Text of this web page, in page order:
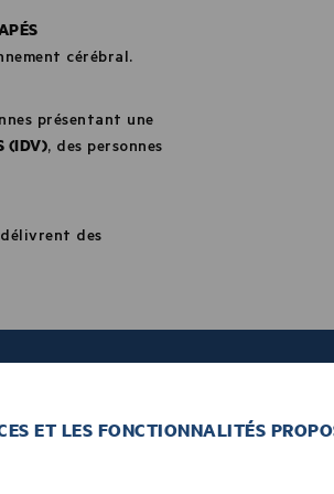
cérébral.
présentant une
(IDV), des personnes
des
ET LES FONCTIONNALITÉS